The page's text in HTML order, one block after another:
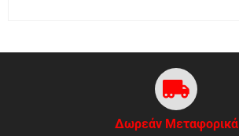
Δωρεάν Μεταφορικά